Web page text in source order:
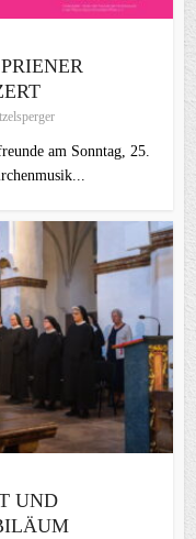
am Sonntag, 25.
UND